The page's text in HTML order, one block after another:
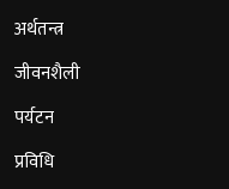
अर्थतन्त्र
जीवनशैली
पर्यटन
प्रविधि